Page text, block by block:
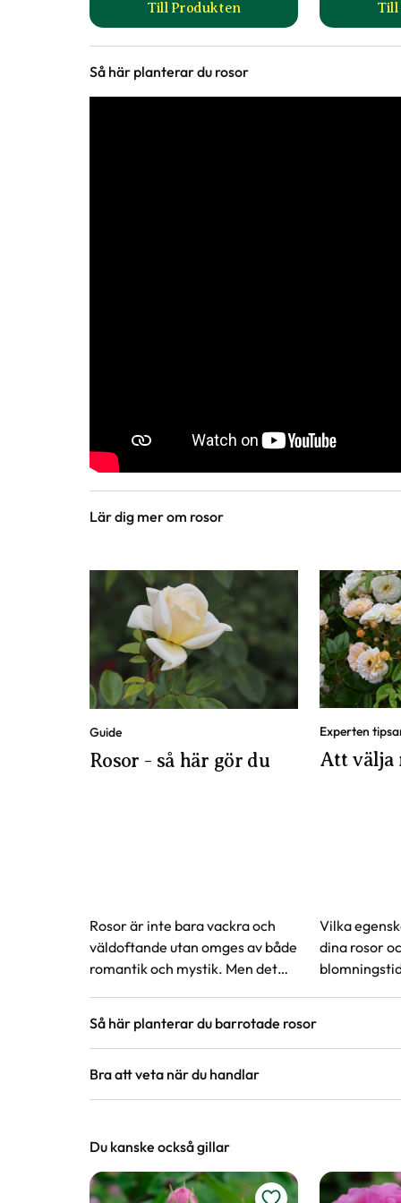
Till Produkten
till Rosgödsel produktsida
Till
Så här planterar du rosor
Lär dig mer om rosor
Guide
Rosor - så här gör du
Rosor är inte bara vackra och
väldoftande utan omges av både
romantik och mystik. Men det
svaren på vanliga frågor om
rosor.
Experten
Att välja
Vilka
dina rosor
Så här planterar du barrotade rosor
Bra att veta när du handlar
Vi försöker alltid ange växternas
är unika så kan måtten och din växts
på hemsidan.
Du kanske också gillar